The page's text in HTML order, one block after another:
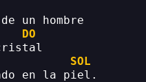
un hombre
DO
cristal
SOL
en la piel.